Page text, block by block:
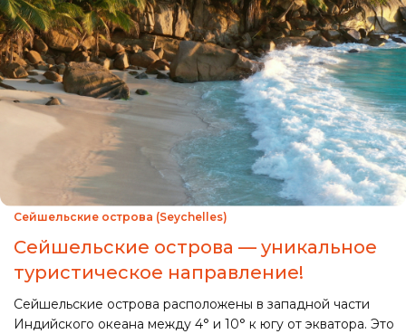
Сейшельские острова (Seychelles)
Сейшельские острова — уникальное
туристическое направление!
Сейшельские острова расположены в западной части
Индийского океана между 4° и 10° к югу от экватора. Это